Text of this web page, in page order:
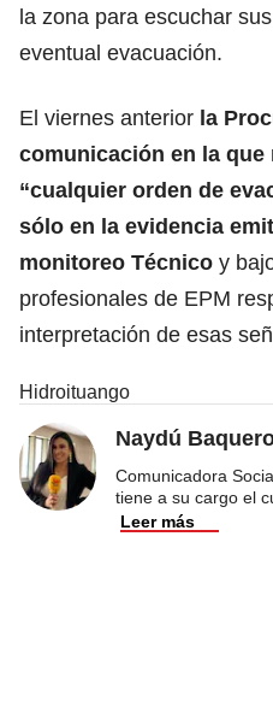
la zona para escuchar
eventual evacuación.
El viernes anterior la
comunicación en la que
“cualquier orden de
sólo en la evidencia
monitoreo Técnico y
profesionales de EPM
interpretación de esas
Hidroituango
Naydú
Comunicadora
tiene a su cargo el
Leer más